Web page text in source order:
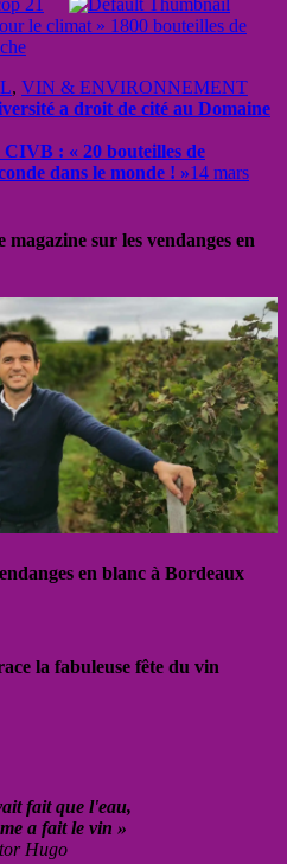
le climat » 1800 bouteilles de
, VIN & ENVIRONNEMENT
a droit de cité au Domaine
: « 20 bouteilles de
dans le monde ! »14 mars
sur les vendanges en
en blanc à Bordeaux
la fabuleuse fête du vin
fait que l'eau,
a fait le vin »
Hugo